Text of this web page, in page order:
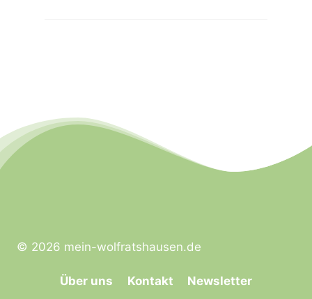
© 2026 mein-wolfratshausen.de
Über uns Kontakt Newsletter